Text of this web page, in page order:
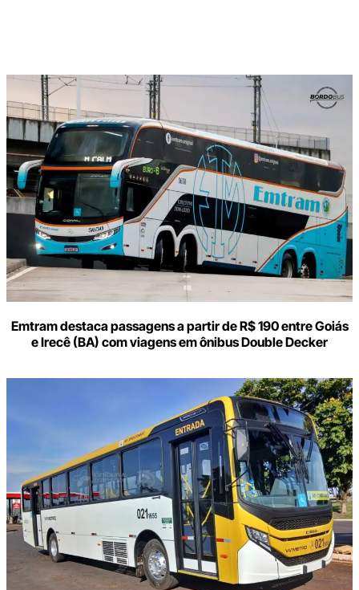
Emtram destaca passagens a partir de R$ 190 entre Goiás
e Irecê (BA) com viagens em ônibus Double Decker
Digite
aqui
o
seu
e-
mail